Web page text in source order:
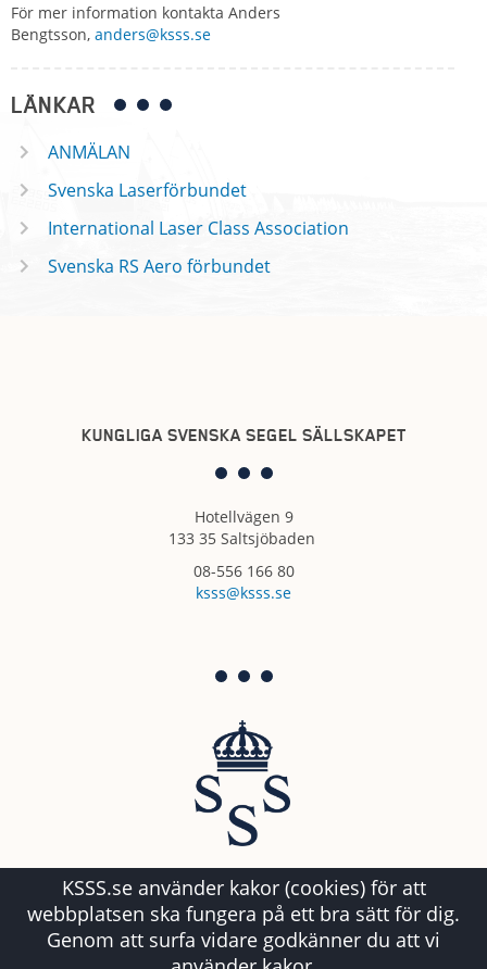
För mer information kontakta Anders
Bengtsson, anders@ksss.se
LÄNKAR
ANMÄLAN
Svenska Laserförbundet
International Laser Class Association
Svenska RS Aero förbundet
KSSS.se använder kakor (cookies) för att
webbplatsen ska fungera på ett bra sätt för dig.
Genom att surfa vidare godkänner du att vi
KUNGLIGA SVENSKA SEGEL SÄLLSKAPET
Hotellvägen 9
133 35 Saltsjöbaden
08-556 166 80
ksss@ksss.se